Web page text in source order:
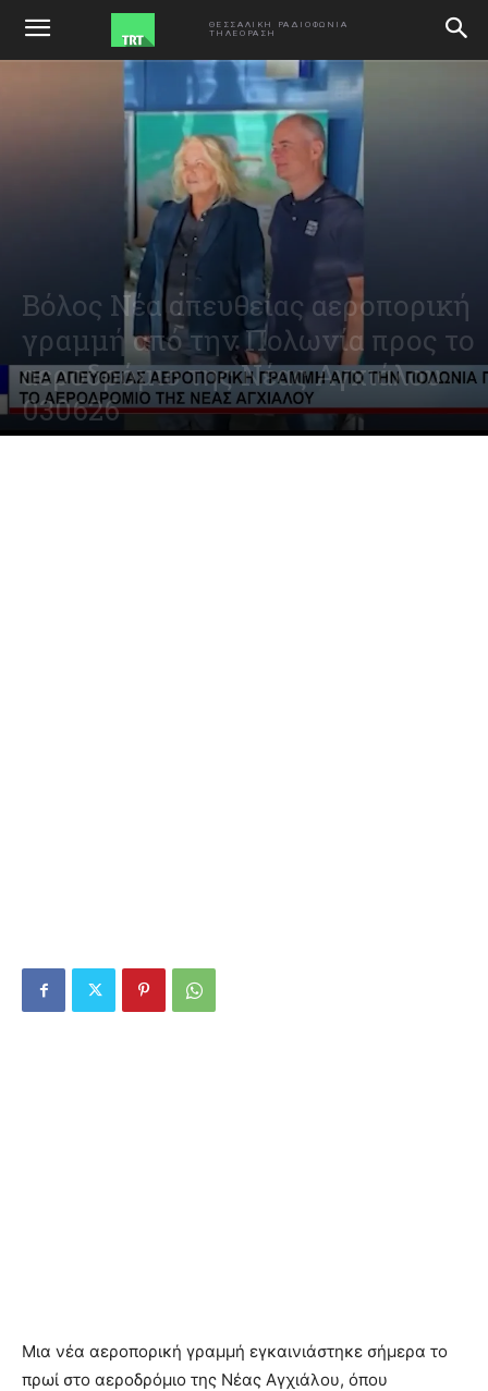
ΘΕΣΣΑΛΙΚΗ ΡΑΔΙΟΦΩΝΙΑ
ΤΗΛΕΟΡΑΣΗ
ΑΡΧΙΚΗ
Βόλος Νέα απευθείας αεροπορική
γραμμή από την Πολωνία προς το
αεροδρόμιο της Νέας Αγχιάλου
030626
Μια νέα αεροπορική γραμμή εγκαινιάστηκε σήμερα το
πρωί στο αεροδρόμιο της Νέας Αγχιάλου, όπου